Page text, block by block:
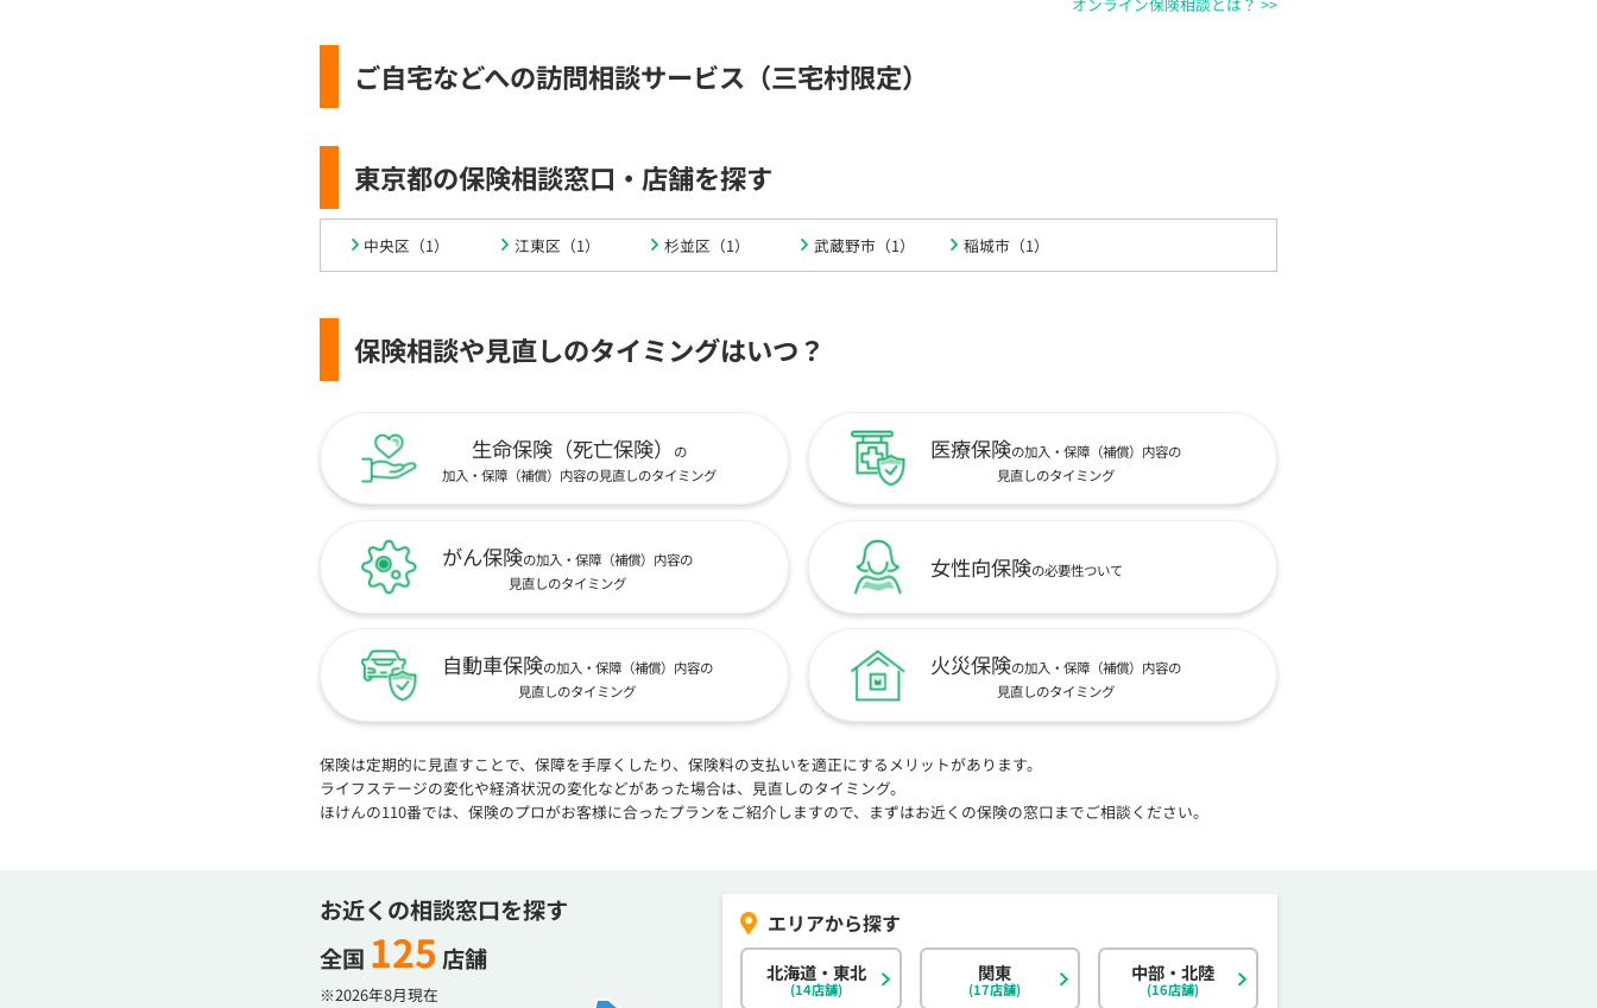
ご自宅などへの訪問相談サービス（三宅村限定）
東京都の保険相談窓口・店舗を探す
中央区（1） 江東区（1） 杉並区（1） 武蔵野市（1） 稲城市（1）
保険相談や見直しのタイミングはいつ？
生命保険（死亡保険）
の
加入・保障（補償）内容の見直しのタイミング
医療保険の加入・保障（補償）内容の
見直しのタイミング
がん保険の加入・保障（補償）内容の
見直しのタイミング
女性向保険の必要性ついて
自動車保険の加入・保障（補償）内容の
見直しのタイミング
火災保険の加入・保障（補償）内容の
見直しのタイミング
保険は定期的に見直すことで、保障を手厚くしたり、保険料の支払いを適正にするメリットがあります。
ライフステージの変化や経済状況の変化などがあった場合は、見直しのタイミング。
ほけんの110番では、保険のプロがお客様に合ったプランをご紹介しますので、まずはお近くの保険の窓口までご相談ください。
お近くの相談窓口を探す
全国 125 店舗 北海道・東北
(14店舗)
関東
(17店舗)
中部・北陸
(16店舗)
※2026年8月現在